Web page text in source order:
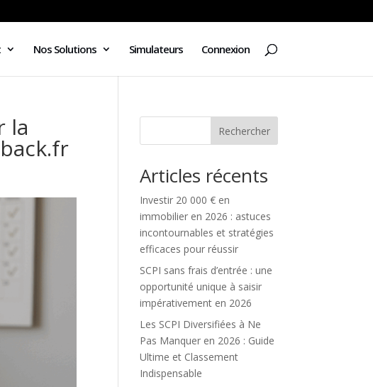
Nos Solutions Simulateurs Connexion
la Rechercher
Articles récents
Investir 20 000 € en
immobilier en 2026 : astuces
incontournables et stratégies
efficaces pour réussir
SCPI sans frais d’entrée : une
opportunité unique à saisir
impérativement en 2026
Les SCPI Diversifiées à Ne
Pas Manquer en 2026 : Guide
Ultime et Classement
Indispensable